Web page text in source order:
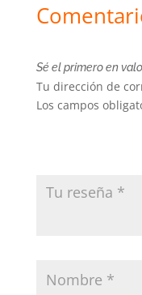
Sé el primero en
Tu dirección de
Los campos